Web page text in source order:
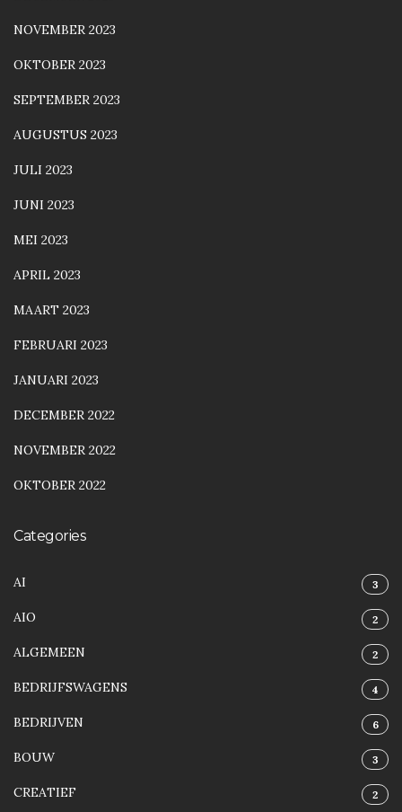
NOVEMBER 2023
OKTOBER 2023
SEPTEMBER 2023
AUGUSTUS 2023
JULI 2023
JUNI 2023
MEI 2023
APRIL 2023
MAART 2023
FEBRUARI 2023
JANUARI 2023
DECEMBER 2022
NOVEMBER 2022
OKTOBER 2022
Categories
AI 3
AIO 2
ALGEMEEN 2
BEDRIJFSWAGENS 4
BEDRIJVEN 6
BOUW 3
CREATIEF 2